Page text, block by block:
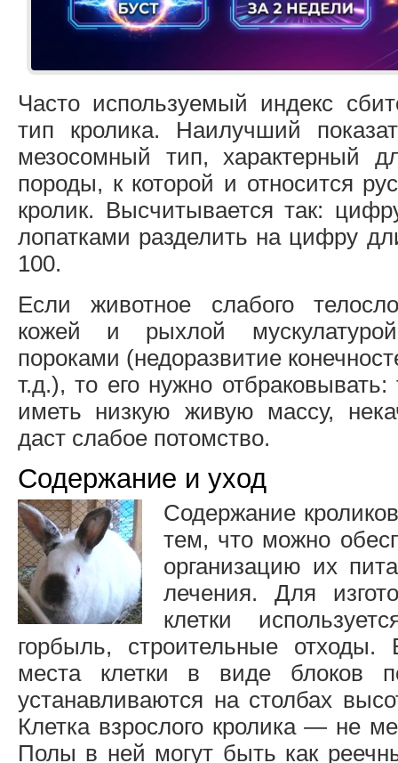
Часто используемый индекс
тип кролика. Наилучший
мезосомный тип, характерный
породы, к которой и относится
кролик. Высчитывается так:
лопатками разделить на цифру
100.
Если животное слабого
кожей и рыхлой
пороками (недоразвитие
т.д.), то его нужно отбраковывать:
иметь низкую живую массу,
даст слабое потомство.
Содержание и уход
Содержание
тем, что можно
организацию их
лечения. Для
клетки
горбыль, строительные
места клетки в виде блоков
устанавливаются на столбах
Клетка взрослого кролика — не
Полы в ней могут быть как